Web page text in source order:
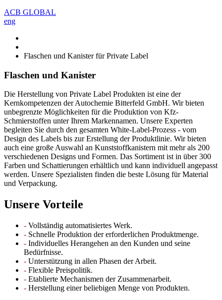
ACB GLOBAL
eng
Flaschen und Kanister für Private Label
Flaschen und Kanister
Die Herstellung von Private Label Produkten ist eine der
Kernkompetenzen der Autochemie Bitterfeld GmbH. Wir bieten
unbegrenzte Möglichkeiten für die Produktion von Kfz-
Schmierstoffen unter Ihrem Markennamen. Unsere Experten
begleiten Sie durch den gesamten White-Label-Prozess - vom
Design des Labels bis zur Erstellung der Produktlinie. Wir bieten
auch eine große Auswahl an Kunststoffkanistern mit mehr als 200
verschiedenen Designs und Formen. Das Sortiment ist in über 300
Farben und Schattierungen erhältlich und kann individuell angepasst
werden. Unsere Spezialisten finden die beste Lösung für Material
und Verpackung.
Unsere Vorteile
- Vollständig automatisiertes Werk.
- Schnelle Produktion der erforderlichen Produktmenge.
- Individuelles Herangehen an den Kunden und seine
Bedürfnisse.
- Unterstützung in allen Phasen der Arbeit.
- Flexible Preispolitik.
- Etablierte Mechanismen der Zusammenarbeit.
- Herstellung einer beliebigen Menge von Produkten.